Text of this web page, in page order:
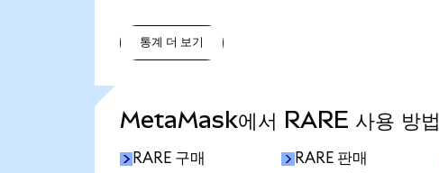
통계 더 보기
MetaMask에서 RARE 사용 방법
RARE 구매 RARE 판매